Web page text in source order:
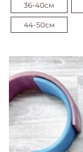
36-40см
44-50см